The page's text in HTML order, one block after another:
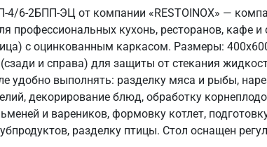
4/6-2БПП-ЭЦ от компании «RESTOINOX» —
профессиональных кухонь, ресторанов, кафе
с оцинкованным каркасом. Размеры:
и справа) для защиты от стекания
удобно выполнять: разделку мяса и рыбы,
декорирование блюд, обработку
и вареников, формовку котлет,
разделку птицы. Стол оснащен